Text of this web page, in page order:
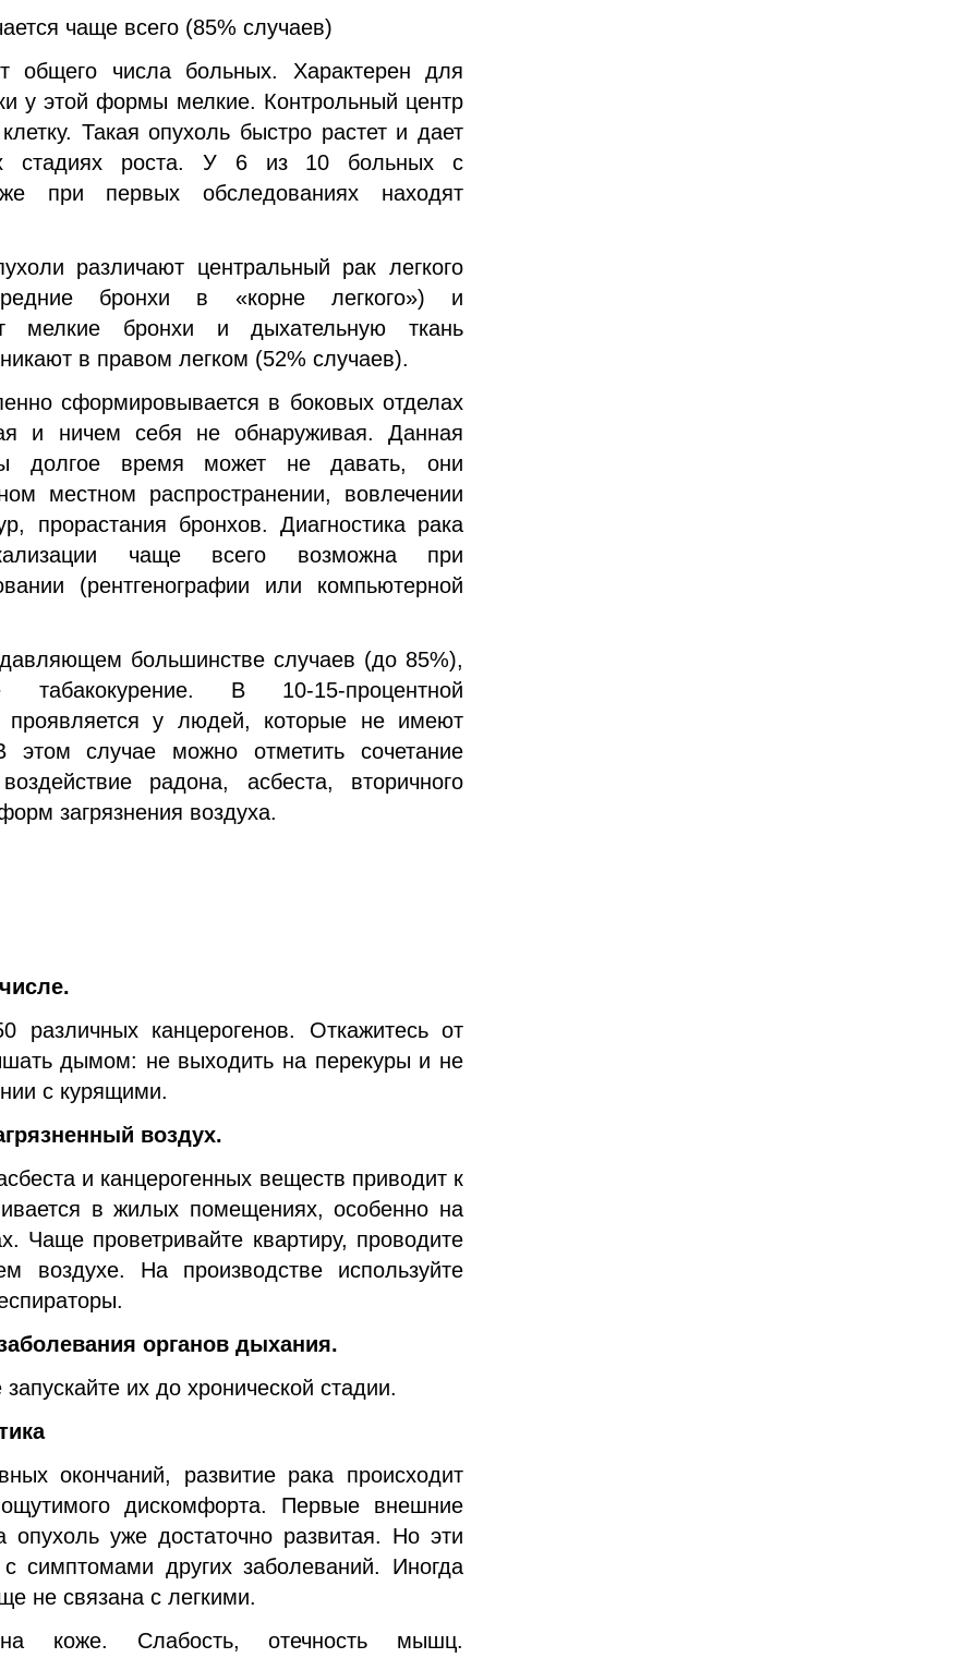
чаще всего (85% случаев)
общего числа больных. Характерен для
у этой формы мелкие. Контрольный центр
Такая опухоль быстро растет и дает
стадиях роста. У 6 из 10 больных с
при первых обследованиях находят
различают центральный рак легкого
бронхи в «корне легкого») и
мелкие бронхи и дыхательную ткань
в правом легком (52% случаев).
сформировывается в боковых отделах
и ничем себя не обнаруживая. Данная
долгое время может не давать, они
местном распространении, вовлечении
прорастания бронхов. Диагностика рака
чаще всего возможна при
(рентгенографии или компьютерной
большинстве случаев (до 85%),
табакокурение. В 10-15-процентной
проявляется у людей, которые не имеют
случае можно отметить сочетание
радона, асбеста, вторичного
загрязнения воздуха.
канцерогенов. Откажитесь от
дымом: не выходить на перекуры и не
с курящими.
воздух.
и канцерогенных веществ приводит к
в жилых помещениях, особенно на
Чаще проветривайте квартиру, проводите
воздухе. На производстве используйте
органов дыхания.
их до хронической стадии.
окончаний, развитие рака происходит
дискомфорта. Первые внешние
опухоль уже достаточно развитая. Но эти
с симптомами других заболеваний. Иногда
не связана с легкими.
коже. Слабость, отечность мышц.